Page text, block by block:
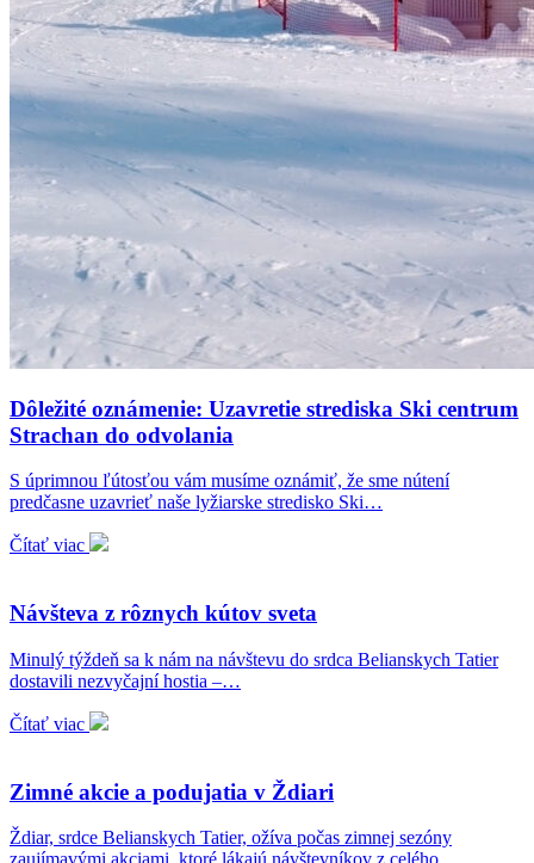
Dôležité oznámenie: Uzavretie strediska Ski centrum
Strachan do odvolania
S úprimnou ľútosťou vám musíme oznámiť, že sme nútení
predčasne uzavrieť naše lyžiarske stredisko Ski…
Čítať viac
Návšteva z rôznych kútov sveta
Minulý týždeň sa k nám na návštevu do srdca Belianskych Tatier
dostavili nezvyčajní hostia –…
Čítať viac
Zimné akcie a podujatia v Ždiari
Ždiar, srdce Belianskych Tatier, ožíva počas zimnej sezóny